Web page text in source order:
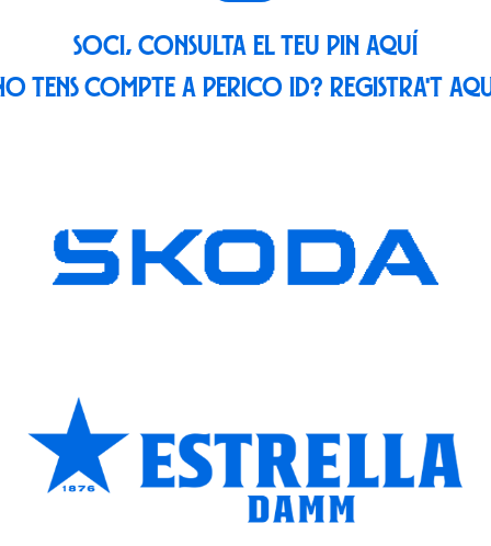
SOCI, CONSULTA EL TEU PIN AQUÍ
TENS COMPTE A PERICO ID? REGISTRA'T